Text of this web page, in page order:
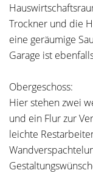
Trockner und die
eine geräumige
Garage ist
Obergeschoss:
Hier stehen zwei
und ein Flur zur
leichte